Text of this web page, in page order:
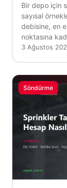
Bir depo için
sayısal
debisine, en
noktasına
3 Ağustos
Söndürme